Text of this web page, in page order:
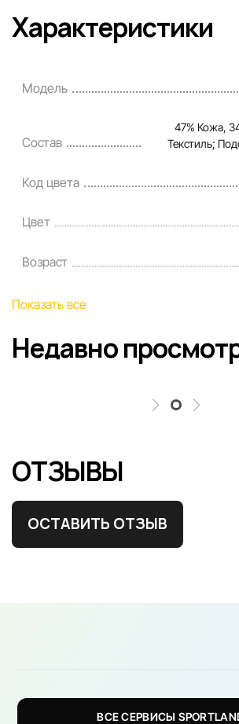
Характеристики
Модель
Состав
47% Кожа,
Текстиль;
Код цвета
Цвет
Возраст
Показать все
Недавно
ОТЗЫВЫ
ОСТАВИТЬ ОТЗЫВ
ВСЕ СЕРВИСЫ